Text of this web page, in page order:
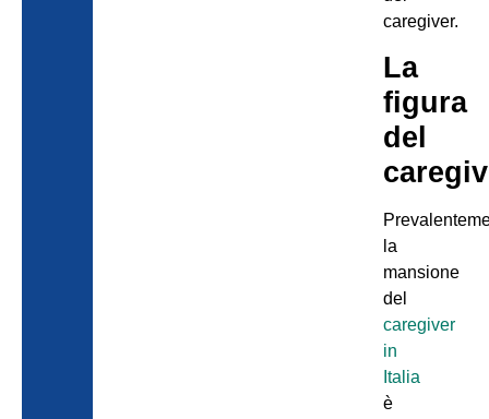
caregiver.
La
figura
del
la
mansione
del
caregiver
in
Italia
è